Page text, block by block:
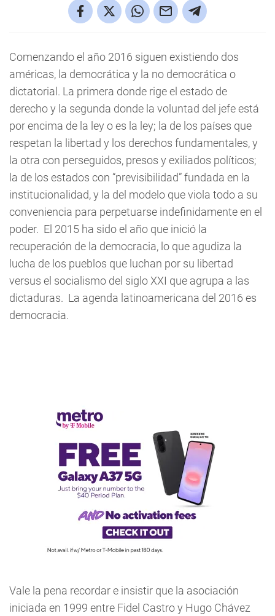
Comenzando el año 2016 siguen existiendo dos
américas, la democrática y la no democrática o
dictatorial. La primera donde rige el estado de
derecho y la segunda donde la voluntad del jefe está
por encima de la ley o es la ley; la de los países que
respetan la libertad y los derechos fundamentales, y
la otra con perseguidos, presos y exiliados políticos;
la de los estados con “previsibilidad” fundada en la
institucionalidad, y la del modelo que viola todo a su
conveniencia para perpetuarse indefinidamente en el
poder. El 2015 ha sido el año que inició la
recuperación de la democracia, lo que agudiza la
lucha de los pueblos que luchan por su libertad
versus el socialismo del siglo XXI que agrupa a las
dictaduras. La agenda latinoamericana del 2016 es
democracia.
Vale la pena recordar e insistir que la asociación
iniciada en 1999 entre Fidel Castro y Hugo Chávez